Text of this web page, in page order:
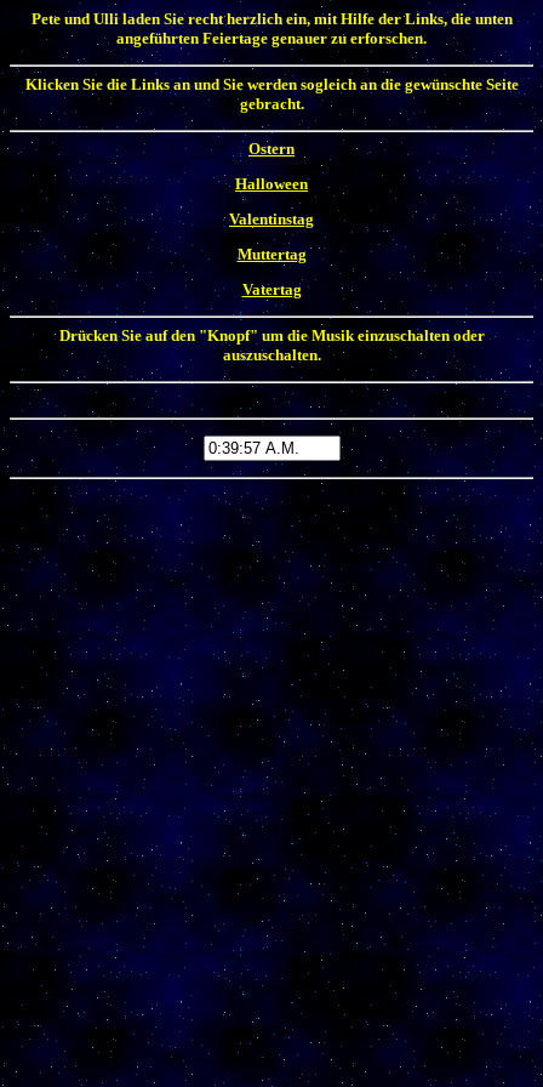
Pete und Ulli laden Sie recht herzlich ein, mit Hilfe der Links, die unten
angeführten Feiertage genauer zu erforschen.
Klicken Sie die Links an und Sie werden sogleich an die gewünschte Seite
gebracht.
Ostern
Halloween
Valentinstag
Muttertag
Vatertag
Drücken Sie auf den "Knopf" um die Musik einzuschalten oder
auszuschalten.